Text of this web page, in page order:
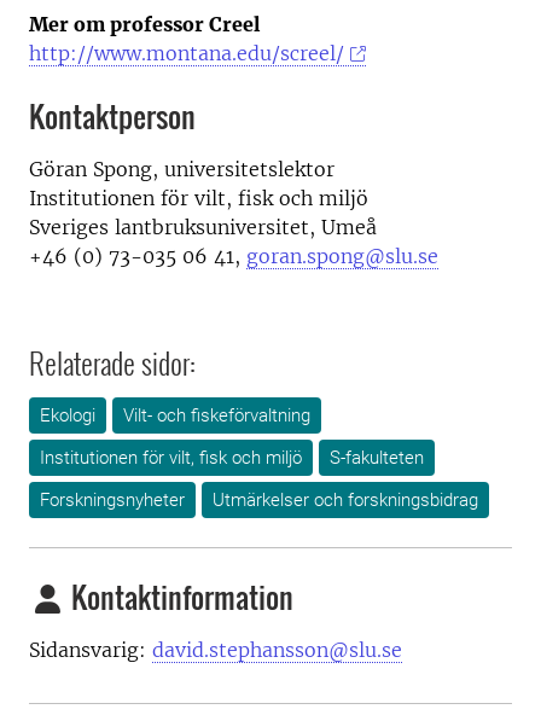
Mer om professor Creel
http://www.montana.edu/screel/
Kontaktperson
Göran Spong, universitetslektor
Institutionen för vilt, fisk och miljö
Sveriges lantbruksuniversitet, Umeå
+46 (0) 73-035 06 41, goran.spong@slu.se
Relaterade sidor:
Ekologi
Vilt- och fiskeförvaltning
Institutionen för vilt, fisk och miljö
S-fakulteten
Forskningsnyheter
Utmärkelser och forskningsbidrag
Kontaktinformation
Sidansvarig: david.stephansson@slu.se